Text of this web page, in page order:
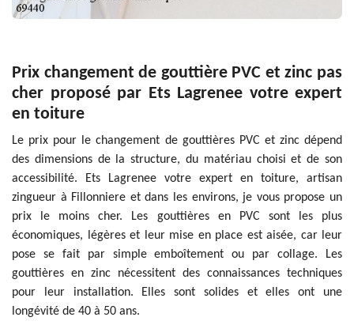
Prix changement de gouttière PVC et zinc pas
cher proposé par Ets Lagrenee votre expert
en toiture
Le prix pour le changement de gouttières PVC et zinc dépend
des dimensions de la structure, du matériau choisi et de son
accessibilité. Ets Lagrenee votre expert en toiture, artisan
zingueur à Fillonniere et dans les environs, je vous propose un
prix le moins cher. Les gouttières en PVC sont les plus
économiques, légères et leur mise en place est aisée, car leur
pose se fait par simple emboîtement ou par collage. Les
gouttières en zinc nécessitent des connaissances techniques
pour leur installation. Elles sont solides et elles ont une
longévité de 40 à 50 ans.